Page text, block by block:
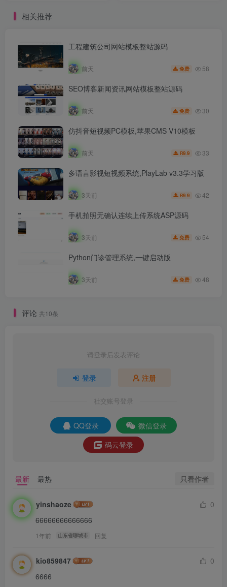
相关推荐
工程建筑公司网站模板整站源码
前天 免费 58
SEO博客新闻资讯网站模板整站源码
前天 免费 30
仿抖音短视频PC模板,苹果CMS V10模板
前天 R9.9 33
多语言影视短视频系统,PlayLab v3.3学习版
3天前 R9.9 42
手机拍照无确认连续上传系统ASP源码
3天前 免费 54
Python门诊管理系统,一键启动版
3天前 免费 48
评论 共10条
请登录后发表评论
登录 注册
社交账号登录
QQ登录
微信登录
码云登录
最新 最热 只看作者
yinshaoze
0
66666666666666
1年前 山东省聊城市 回复
kio859847
0
6666